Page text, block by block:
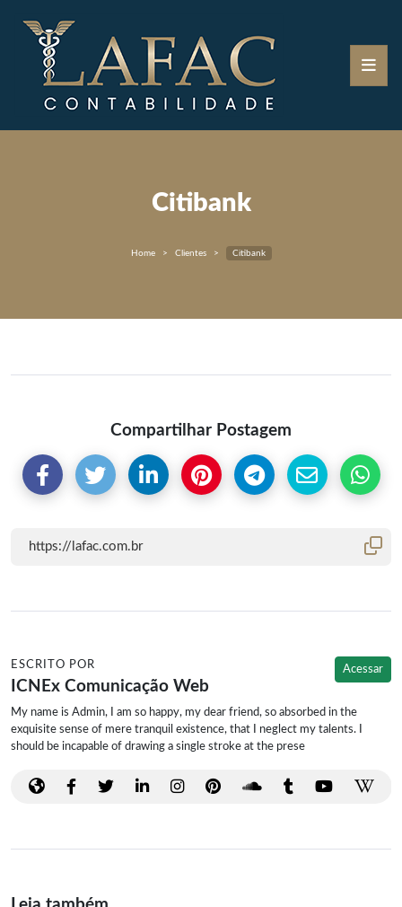
Citibank
Home Clientes Citibank
Compartilhar Postagem
Acessar
ESCRITO POR
ICNEx Comunicação Web
My name is Admin, I am so happy, my dear friend, so absorbed in the
exquisite sense of mere tranquil existence, that I neglect my talents. I
should be incapable of drawing a single stroke at the prese